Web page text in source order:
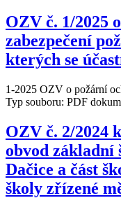
OZV č. 1/2025
zabezpečení
kterých se
1-2025 OZV o požární
Typ souboru: PDF
OZV č. 2/2024
obvod základní
Dačice a část
školy zřízené